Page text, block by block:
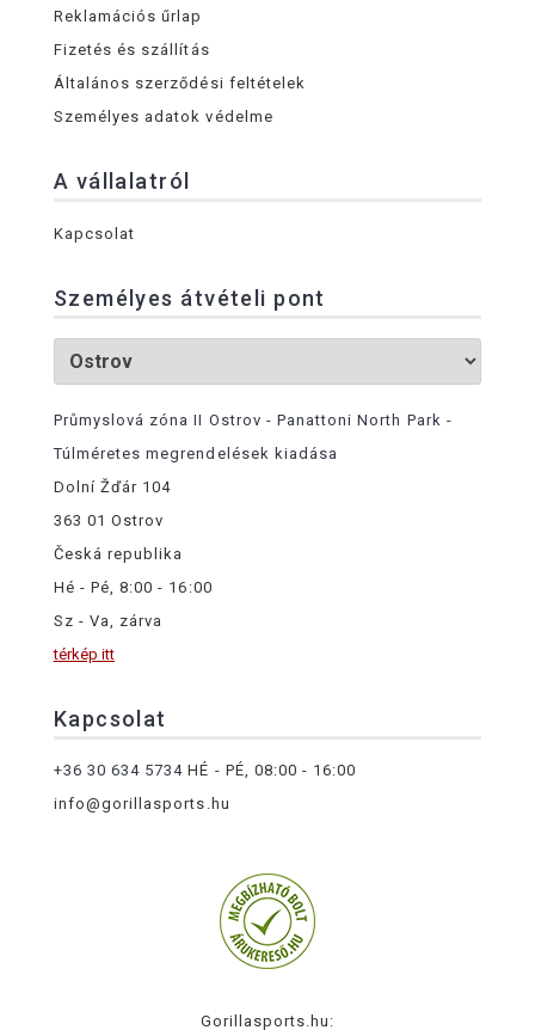
Reklamációs űrlap
Fizetés és szállítás
Általános szerződési feltételek
Személyes adatok védelme
A vállalatról
Kapcsolat
Személyes átvételi pont
Průmyslová zóna II Ostrov - Panattoni North Park -
Túlméretes megrendelések kiadása
Dolní Žďár 104
363 01 Ostrov
Česká republika
Hé - Pé, 8:00 - 16:00
Sz - Va, zárva
térkép itt
Kapcsolat
+36 30 634 5734 HÉ - PÉ, 08:00 - 16:00
info@gorillasports.hu
Gorillasports.hu: